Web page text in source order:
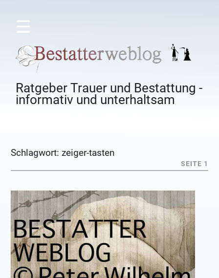
☰
Ratgeber Trauer und Bestattung -
informativ und unterhaltsam
Schlagwort:zeiger-tasten
SEITE 1